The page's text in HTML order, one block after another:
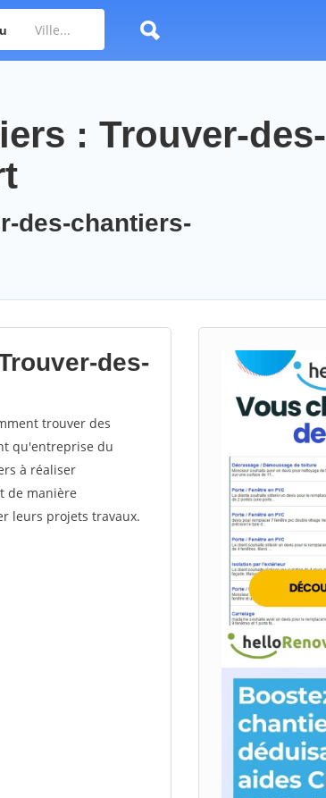
: Trouver-des-
des-chantiers-
des-
trouver des
qu'entreprise du
à réaliser
de manière
leurs projets travaux.